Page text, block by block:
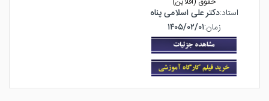
استاد:دکتر علی اسلامی پناه
زمان:۱۴۰۵/۰۲/۰۱